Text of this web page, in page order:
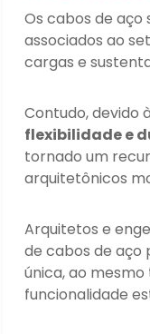
Os cabos de
associados ao
cargas e
Contudo, devido
flexibilidade e
tornado um
arquitetônicos
Arquitetos e
de cabos de
única, ao
funcionalidade